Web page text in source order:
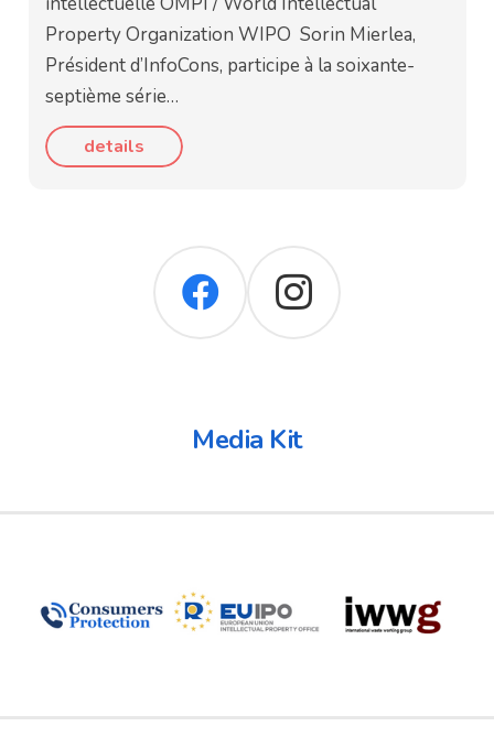
Property Organization WIPO Sorin Mierlea,
Président d’InfoCons, participe à la soixante-
septième série…
details
Media Kit